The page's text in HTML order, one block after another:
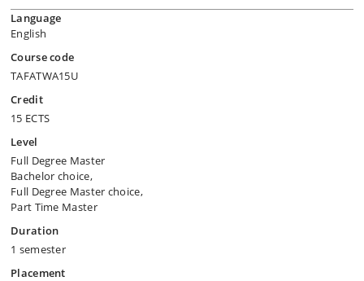
Language
English
Course code
TAFATWA15U
Credit
15 ECTS
Level
Full Degree Master
Bachelor choice,
Full Degree Master choice,
Part Time Master
Duration
1 semester
Placement